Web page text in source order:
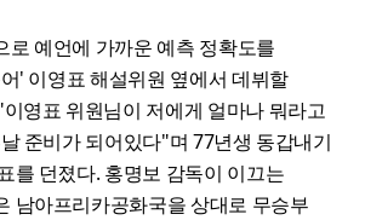
로 예언에 가까운 예측 정확도를
' 이영표 해설위원 옆에서 데뷔할
영표 위원님이 저에게 얼마나 뭐라고
준비가 되어있다"며 77년생 동갑내기
를 던졌다. 홍명보 감독이 이끄는
남아프리카공화국을 상대로 무승부